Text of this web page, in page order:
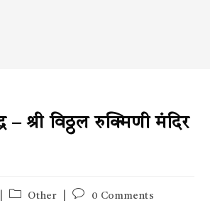
श्री विठ्ठल रुक्मिणी मंदिर
PostOther
Post0 Comments